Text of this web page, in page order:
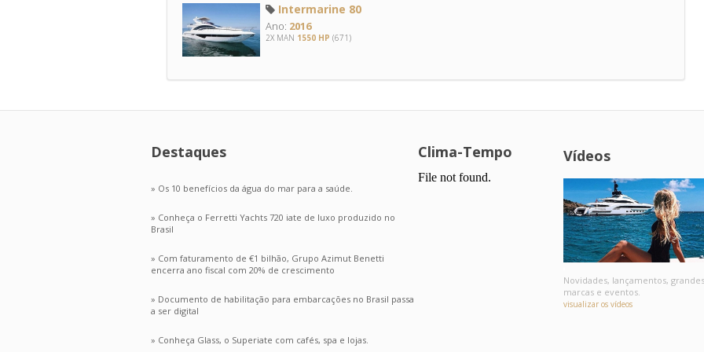
Intermarine 80
Ano: 2016
2X MAN 1550 HP (671)
Destaques
» Os 10 benefícios da água do mar para a saúde.
» Conheça o Ferretti Yachts 720 iate de luxo produzido no
Brasil
» Com faturamento de €1 bilhão, Grupo Azimut Benetti
encerra ano fiscal com 20% de crescimento
» Documento de habilitação para embarcações no Brasil passa
a ser digital
» Conheça Glass, o Superiate com cafés, spa e lojas.
Clima-Tempo Vídeos
Novidades, lançamentos, grandes
marcas e eventos.
visualizar os vídeos